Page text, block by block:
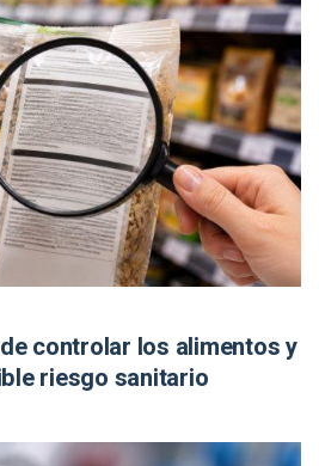
controlar los alimentos y
riesgo sanitario